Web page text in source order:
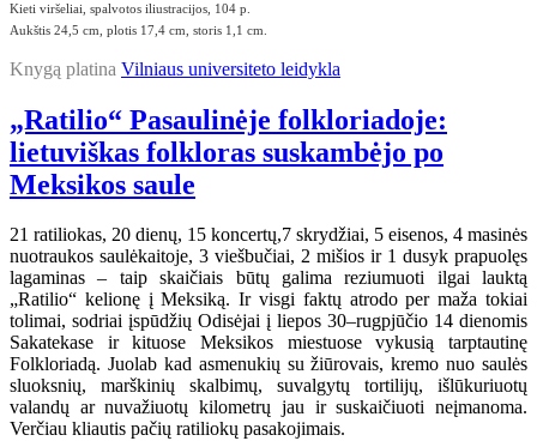
Kieti viršeliai, spalvotos iliustracijos, 104 p.
Aukštis 24,5 cm, plotis 17,4 cm, storis 1,1 cm.
Knygą platina Vilniaus universiteto leidykla
„Ratilio“ Pasaulinėje folkloriadoje:
lietuviškas folkloras suskambėjo po
Meksikos saule
21 ratiliokas, 20 dienų, 15 koncertų,7 skrydžiai, 5 eisenos, 4 masinės
nuotraukos saulėkaitoje, 3 viešbučiai, 2 mišios ir 1 dusyk prapuolęs
lagaminas – taip skaičiais būtų galima reziumuoti ilgai lauktą
„Ratilio“ kelionę į Meksiką. Ir visgi faktų atrodo per maža tokiai
tolimai, sodriai įspūdžių Odisėjai į liepos 30–rugpjūčio 14 dienomis
Sakatekase ir kituose Meksikos miestuose vykusią tarptautinę
Folkloriadą. Juolab kad asmenukių su žiūrovais, kremo nuo saulės
sluoksnių, marškinių skalbimų, suvalgytų tortilijų, išlūkuriuotų
valandų ar nuvažiuotų kilometrų jau ir suskaičiuoti neįmanoma.
Verčiau kliautis pačių ratiliokų pasakojimais.